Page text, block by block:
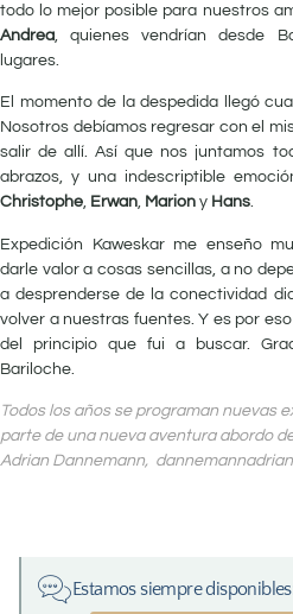
todo lo mejor posible para nuestros
Andrea, quienes vendrían desde
lugares.
El momento de la despedida llegó
Nosotros debíamos regresar con el
salir de allí. Así que nos juntamos
abrazos, y una indescriptible
Christophe, Erwan, Marion y Hans.
Expedición Kaweskar me enseño
darle valor a cosas sencillas, a no
a desprenderse de la conectividad
volver a nuestras fuentes. Y es por
del principio que fui a buscar.
Bariloche.
Todos los años se programan nuevas
parte de una nueva aventura abordo
Adrian Dannemann,
Estamos siempre